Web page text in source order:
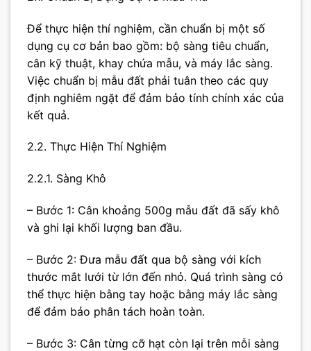
Để thực hiện thí nghiệm, cần chuẩn bị một số
dụng cụ cơ bản bao gồm: bộ sàng tiêu chuẩn,
cân kỹ thuật, khay chứa mẫu, và máy lắc sàng.
Việc chuẩn bị mẫu đất phải tuân theo các quy
định nghiêm ngặt để đảm bảo tính chính xác của
kết quả.
2.2. Thực Hiện Thí Nghiệm
2.2.1. Sàng Khô
– Bước 1: Cân khoảng 500g mẫu đất đã sấy khô
và ghi lại khối lượng ban đầu.
– Bước 2: Đưa mẫu đất qua bộ sàng với kích
thước mắt lưới từ lớn đến nhỏ. Quá trình sàng có
thể thực hiện bằng tay hoặc bằng máy lắc sàng
để đảm bảo phân tách hoàn toàn.
– Bước 3: Cân từng cỡ hạt còn lại trên mỗi sàng